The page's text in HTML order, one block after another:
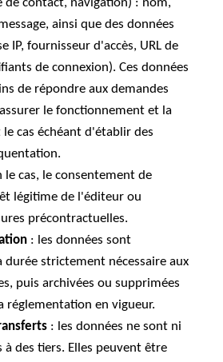
contact, navigation) : nom,
ainsi que des données
IP, fournisseur d'accès, URL de
de connexion). Ces données
de répondre aux demandes
le fonctionnement et la
cas échéant d'établir des
le cas, le consentement de
légitime de l'éditeur ou
précontractuelles.
: les données sont
durée strictement nécessaire aux
puis archivées ou supprimées
réglementation en vigueur.
: les données ne sont ni
à des tiers. Elles peuvent être